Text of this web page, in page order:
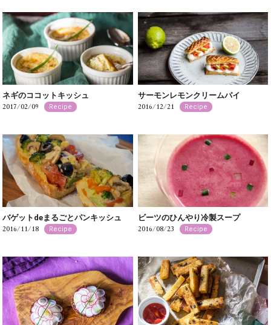
ネギのココットキッシュ
2017/02/09 Recipe
サーモンレモンクリームパイ
2016/12/21 Recipe
バゲットdeまるごとパンキッシュ
2016/11/18 Recipe
ビーツのひんやり冷製スープ
2016/08/23 Recipe